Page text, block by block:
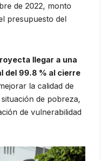
de 2022, monto
presupuesto del
llegar a una
del 99.8 % al cierre
la calidad de
de pobreza,
de vulnerabilidad